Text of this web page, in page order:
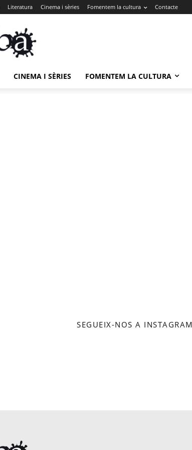
Literatura Cinema i sèries Fomentem la cultura Contacte
CINEMA I SÈRIES FOMENTEM LA CULTURA
SEGUEIX-NOS A INSTAGRAM